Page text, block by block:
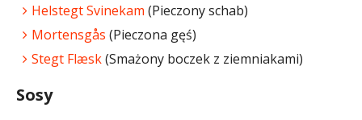
Helstegt Svinekam (Pieczony schab)
Mortensgås (Pieczona gęś)
Stegt Flæsk(Smażony boczek z ziemniakami)
Sosy